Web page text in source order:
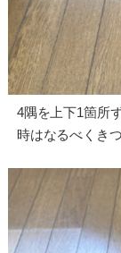
4隅を上下1箇所
時はなるべくき